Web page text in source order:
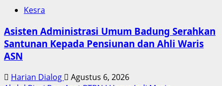
Kesra
Asisten Administrasi Umum Badung Serahkan
Santunan Kepada Pensiunan dan Ahli Waris
ASN
Harian Dialog
Agustus 6, 2026